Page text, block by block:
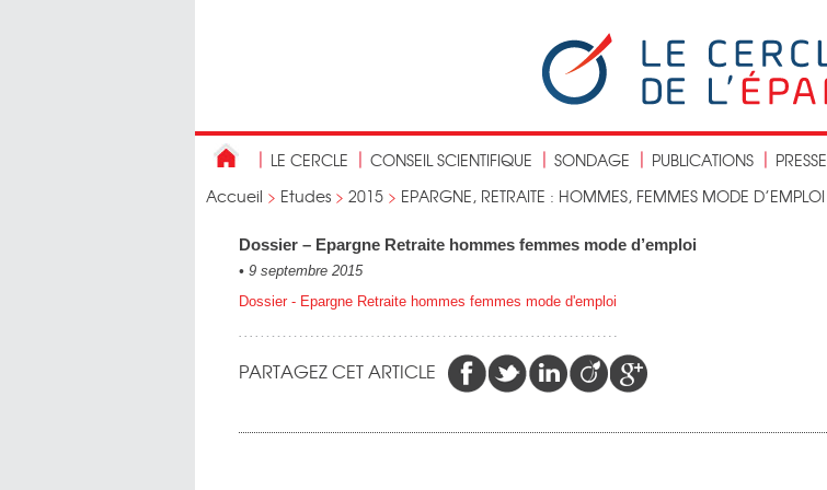
LE CERCLE CONSEIL SCIENTIFIQUE SONDAGE PUBLICATIONS PRESSE
Accueil > Etudes > 2015 > EPARGNE, RETRAITE : HOMMES, FEMMES MODE D’EMPLOI
Dossier – Epargne Retraite hommes femmes mode d’emploi
• 9 septembre 2015
Dossier - Epargne Retraite hommes femmes mode d'emploi
PARTAGEZ CET ARTICLE